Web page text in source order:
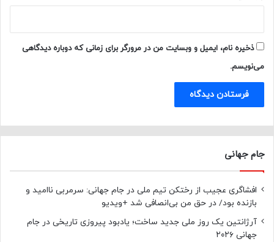
ذخیره نام، ایمیل و وبسایت من در مرورگر برای زمانی که دوباره دیدگاهی
می‌نویسم.
جام جهانی
افشاگری عجیب از رختکن تیم ملی در جام جهانی: سرمربی ناامید و
بازنده بود/ در حق من بی‌انصافی شد +ویدیو
آرژانتین یک روز ملی جدید ساخت؛ یادبود پیروزی تاریخی در جام
جهانی ۲۰۲۶